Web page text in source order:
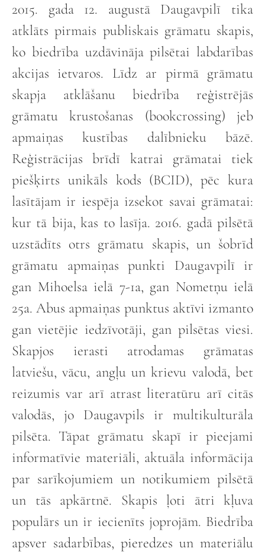
2015. gada 12. augustā Daugavpilī tika
atklāts pirmais publiskais grāmatu skapis,
ko biedrība uzdāvināja pilsētai labdarības
akcijas ietvaros. Līdz ar pirmā grāmatu
skapja atklāšanu biedrība reģistrējās
grāmatu krustošanas (bookcrossing) jeb
apmaiņas kustības dalībnieku bāzē.
Reģistrācijas brīdī katrai grāmatai tiek
piešķirts unikāls kods (BCID), pēc kura
lasītājam ir iespēja izsekot savai grāmatai:
kur tā bija, kas to lasīja. 2016. gadā pilsētā
uzstādīts otrs grāmatu skapis, un šobrīd
grāmatu apmaiņas punkti Daugavpilī ir
gan Mihoelsa ielā 7-1a, gan Nometņu ielā
25a. Abus apmaiņas punktus aktīvi izmanto
gan vietējie iedzīvotāji, gan pilsētas viesi.
Skapjos ierasti atrodamas grāmatas
latviešu, vācu, angļu un krievu valodā, bet
reizumis var arī atrast literatūru arī citās
valodās, jo Daugavpils ir multikulturāla
pilsēta. Tāpat grāmatu skapī ir pieejami
informatīvie materiāli, aktuāla informācija
par sarīkojumiem un notikumiem pilsētā
un tās apkārtnē. Skapis ļoti ātri kļuva
populārs un ir iecienīts joprojām. Biedrība
apsver sadarbības, pieredzes un materiālu